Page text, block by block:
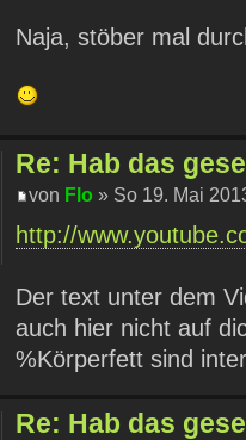
Naja, stöber mal
Re: Hab das
von Flo » So 19. Mai
http://
Der text unter dem
auch hier nicht auf
%Körperfett sind
Re: Hab das